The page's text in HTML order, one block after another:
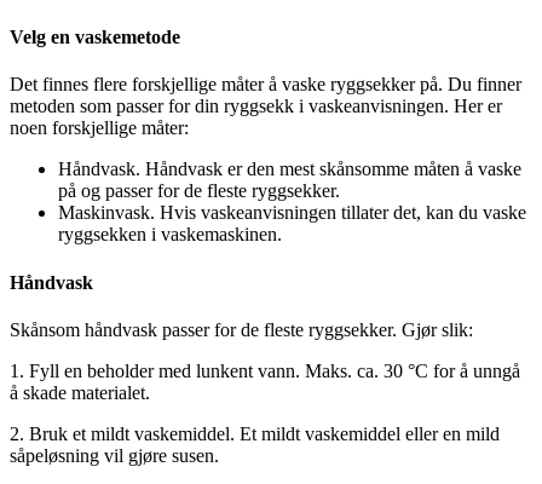
Velg en vaskemetode
Det finnes flere forskjellige måter å vaske ryggsekker på. Du finner
metoden som passer for din ryggsekk i vaskeanvisningen. Her er
noen forskjellige måter:
Håndvask. Håndvask er den mest skånsomme måten å vaske
på og passer for de fleste ryggsekker.
Maskinvask. Hvis vaskeanvisningen tillater det, kan du vaske
ryggsekken i vaskemaskinen.
Håndvask
Skånsom håndvask passer for de fleste ryggsekker. Gjør slik:
1. Fyll en beholder med lunkent vann. Maks. ca. 30 °C for å unngå
å skade materialet.
2. Bruk et mildt vaskemiddel. Et mildt vaskemiddel eller en mild
såpeløsning vil gjøre susen.